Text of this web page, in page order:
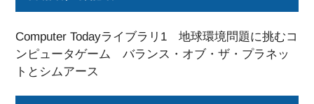
Computer Todayライブラリ1 地球環境問題に挑むコ
ンピュータゲーム バランス・オブ・ザ・プラネッ
トとシムアース